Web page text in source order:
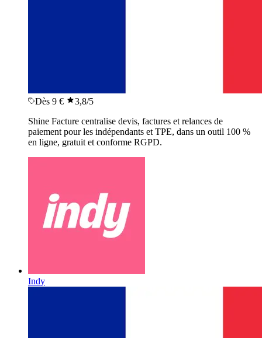
Dès 9 € 3,8/5
Shine Facture centralise devis, factures et relances de
paiement pour les indépendants et TPE, dans un outil 100 %
en ligne, gratuit et conforme RGPD.
Indy